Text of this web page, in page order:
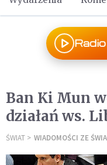
Ban Ki Mun
działań ws.
ŚWIAT WIADOMOŚCI ZE